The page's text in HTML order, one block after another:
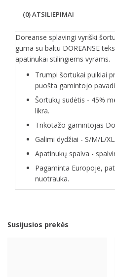
(0) ATSILIEPIMAI
Doreanse splavingi vyriški
guma su baltu DOREANSE
apatinukai stilingiems vyrams.
Trumpi šortukai puikiai
puošta gamintojo
Šortukų sudėtis - 45%
likra.
Trikotažo gamintojas
Galimi dydžiai - S/M/L/
Apatinukų spalva -
Pagaminta Europoje,
nuotrauka.
Susijusios prekės